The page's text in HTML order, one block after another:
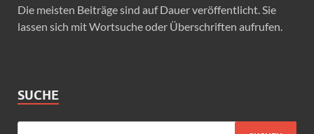
Die meisten Beiträge sind auf Dauer veröffentlicht. Sie
lassen sich mit Wortsuche oder Überschriften aufrufen.
SUCHE